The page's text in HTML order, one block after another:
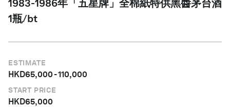
1983-1986年「五星牌」全棉紙特供黑醬茅台酒
1瓶/bt
ESTIMATE
HKD65,000-110,000
START PRICE
HKD65,000